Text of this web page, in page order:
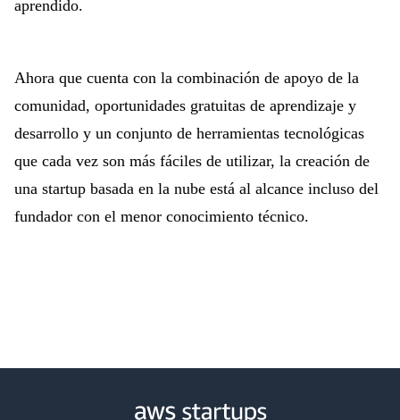
aprendido.
Ahora que cuenta con la combinación de apoyo de la
comunidad, oportunidades gratuitas de aprendizaje y
desarrollo y un conjunto de herramientas tecnológicas
que cada vez son más fáciles de utilizar, la creación de
una startup basada en la nube está al alcance incluso del
fundador con el menor conocimiento técnico.